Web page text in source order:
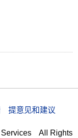
提意见和建议
All Rights